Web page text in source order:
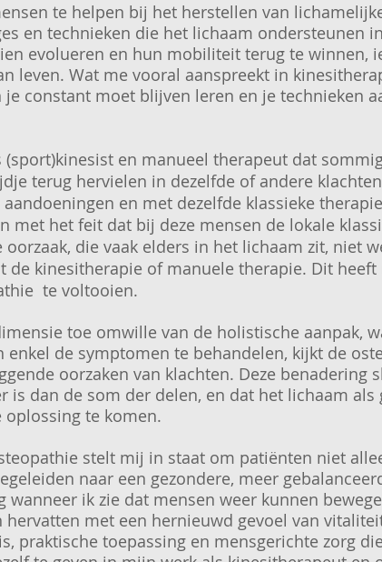
te helpen bij het herstellen van
en technieken die het lichaam ondersteunen
evolueren en hun mobiliteit terug te winnen,
leven. Wat me vooral aanspreekt in
constant moet blijven leren en je technieken
en manueel therapeut dat
terug hervielen in dezelfde of andere
en met dezelfde klassieke
met het feit dat bij deze mensen de lokale
die vaak elders in het lichaam zit, niet
kinesitherapie of manuele therapie. Dit heeft
te voltooien.
toe omwille van de holistische aanpak,
de symptomen te behandelen, kijkt de
oorzaken van klachten. Deze benadering
dan de som der delen, en dat het lichaam als
te komen.
stelt mij in staat om patiënten niet
naar een gezondere, meer
ik zie dat mensen weer kunnen
met een hernieuwd gevoel van
praktische toepassing en mensgerichte zorg